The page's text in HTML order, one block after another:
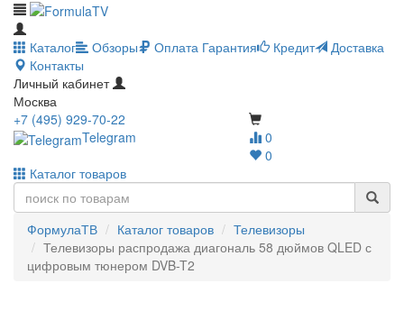
Каталог Обзоры Оплата Гарантия Кредит
Доставка
Контакты
Личный кабинет
Москва
0
0
+7 (495) 929-70-22
Telegram
Каталог товаров
ФормулаТВ Каталог товаров
Телевизоры
Телевизоры распродажа диагональ 58 дюймов QLED с
цифровым тюнером DVB-T2